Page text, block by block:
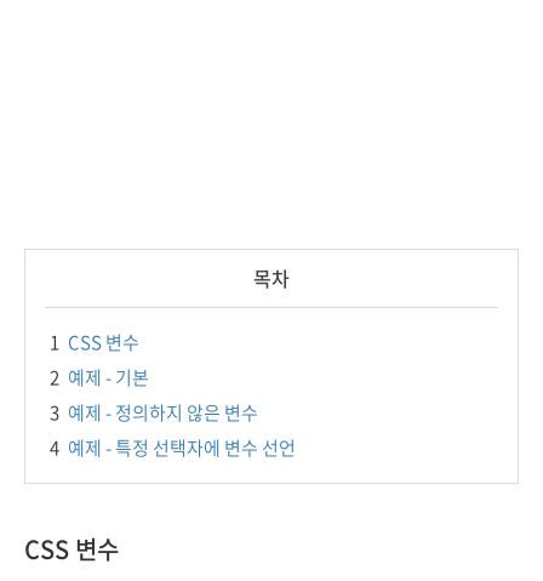
목차
1 CSS 변수
2 예제 - 기본
3 예제 - 정의하지 않은 변수
4 예제 - 특정 선택자에 변수 선언
CSS 변수